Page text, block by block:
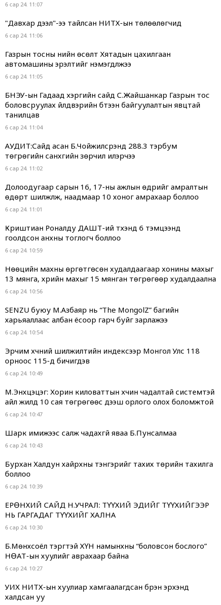
6 сар 24. 11:07
"Давхар дээл"-ээ тайлсан НИТХ-ын төлөөлөгчид
6 сар 24. 11:06
Газрын тосны үнийн өсөлт Хятадын цахилгаан
автомашины эрэлтийг нэмэгдүүлжээ
6 сар 24. 11:05
БНЭУ-ын Гадаад хэргийн сайд С.Жайшанкар Газрын тос
боловсруулах үйлдвэрийн бүтээн байгуулалтын явцтай
танилцав
6 сар 24. 11:04
АУДИТ:Сайд асан Б.Чойжилсүрэнд 288.3 тэрбум
төгрөгийн санхүүгийн зөрчил илэрчээ
6 сар 24. 11:02
Долоодугаар сарын 16, 17-ны ажлын өдрийг амралтын
өдөрт шилжүүлж, наадмаар 10 хоног амрахаар боллоо
6 сар 24. 11:01
Криштиан Роналду ДАШТ-ий түүхэнд 6 тэмцээнд
гоолдсон анхны тоглогч боллоо
6 сар 24. 10:59
Нөөцийн махны өргөтгөсөн худалдаагаар хонины махыг
13 мянга, үхрийн махыг 15 мянган төгрөгөөр худалдаална
6 сар 24. 10:56
SENZU буюу М.Азбаяр нь “The MongolZ” багийн
харьяаллаас албан ёсоор гарч буйг зарлажээ
6 сар 24. 10:54
Эрчим хүчний шилжилтийн индексээр Монгол Улс 118
орноос 115-д бичигдэв
6 сар 24. 10:49
М.Энхцэцэг: Хорин киловаттын хүчин чадалтай системтэй
айл жилд 10 сая төгрөгөөс дээш орлого олох боломжтой
6 сар 24. 10:47
Шарк имижээс салж чадахгүй яваа Б.Пунсалмаа
6 сар 24. 10:43
Бурхан Халдун хайрхны тэнгэрийг тахих төрийн тахилга
боллоо
6 сар 24. 10:39
ЕРӨНХИЙ САЙД Н.УЧРАЛ: ТҮҮХИЙ ЭДИЙГ ТҮҮХИЙГЭЭР
НЬ ГАРГАДАГ ТҮҮХИЙГ ХАЛНА
6 сар 24. 10:30
Б.Мөнхсоёл тэргүүтэй ХҮН намынхны “боловсон бослого”
НӨАТ-ын хуулийг аврахаар байна
6 сар 24. 10:27
УИХ НИТХ-ын хуулиар хамгаалагдсан бүрэн эрхэнд
халдсан уу